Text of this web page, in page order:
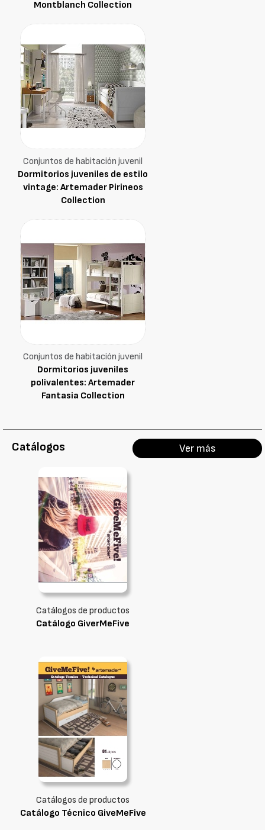
Montblanch Collection
Conjuntos de habitación juvenil
Dormitorios juveniles de estilo
vintage: Artemader Pirineos
Collection
Conjuntos de habitación juvenil
Dormitorios juveniles
polivalentes: Artemader
Fantasia Collection
Catálogos Ver más
Catálogos de productos
Catálogo GiverMeFive
Catálogos de productos
Catálogo Técnico GiveMeFive